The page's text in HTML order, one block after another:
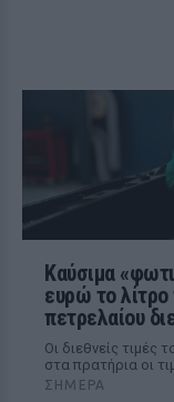
Καύσιμα
ευρώ το
πετρελαίου
Οι διεθνείς
στα πρατήρια οι
ΣΉΜΕΡΑ